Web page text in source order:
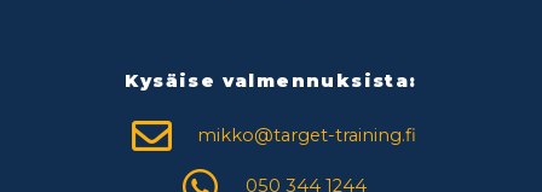
Kysäise valmennuksista:
mikko@target-training.fi
050 344 1244